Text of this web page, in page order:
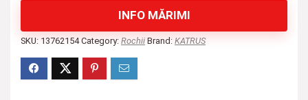
INFO MĂRIMI
SKU: 13762154 Category: Rochii Brand: KATRUS